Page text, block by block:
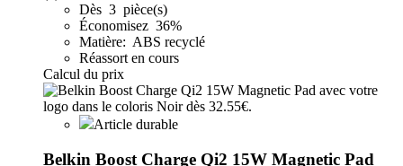
Dès 3 pièce(s)
Économisez 36%
Matière: ABS recyclé
Réassort en cours
Calcul du prix
Article durable
Belkin Boost Charge Qi2 15W Magnetic Pad